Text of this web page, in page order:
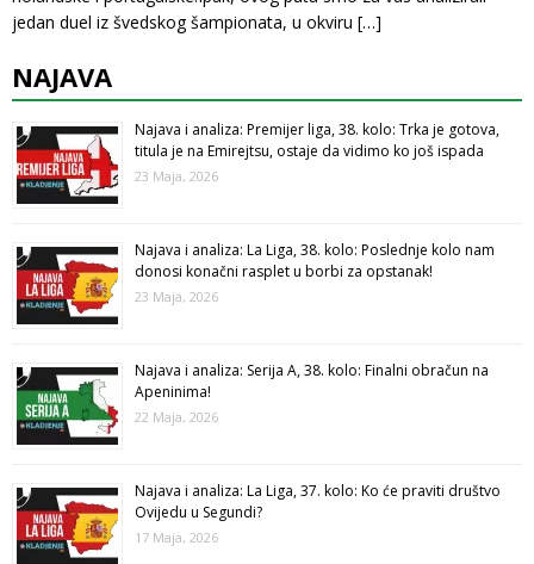
jedan duel iz švedskog šampionata, u okviru […]
NAJAVA
Najava i analiza: Premijer liga, 38. kolo: Trka je gotova,
titula je na Emirejtsu, ostaje da vidimo ko još ispada
23 Maja, 2026
Najava i analiza: La Liga, 38. kolo: Poslednje kolo nam
donosi konačni rasplet u borbi za opstanak!
23 Maja, 2026
Najava i analiza: Serija A, 38. kolo: Finalni obračun na
Apeninima!
22 Maja, 2026
Najava i analiza: La Liga, 37. kolo: Ko će praviti društvo
Ovijedu u Segundi?
17 Maja, 2026